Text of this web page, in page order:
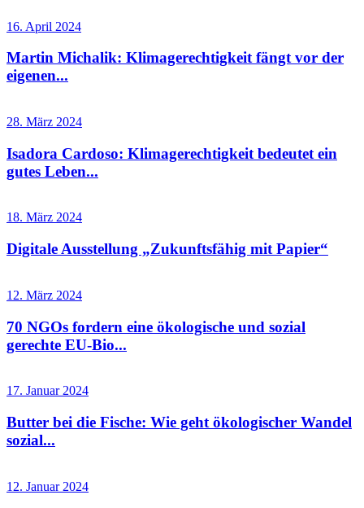
16. April 2024
Martin Michalik: Klimagerechtigkeit fängt vor der
eigenen...
28. März 2024
Isadora Cardoso: Klimagerechtigkeit bedeutet ein
gutes Leben...
18. März 2024
Digitale Ausstellung „Zukunftsfähig mit Papier“
12. März 2024
70 NGOs fordern eine ökologische und sozial
gerechte EU-Bio...
17. Januar 2024
Butter bei die Fische: Wie geht ökologischer Wandel
sozial...
12. Januar 2024